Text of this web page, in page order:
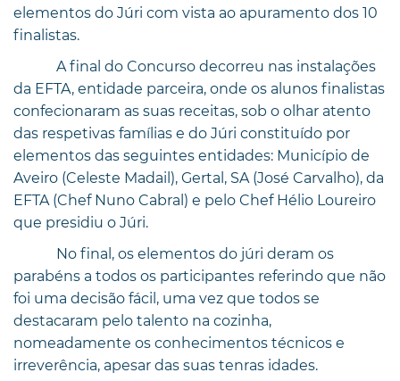
elementos do Júri com vista ao apuramento dos 10
finalistas.
A final do Concurso decorreu nas instalações
da EFTA, entidade parceira, onde os alunos finalistas
confecionaram as suas receitas, sob o olhar atento
das respetivas famílias e do Júri constituído por
elementos das seguintes entidades: Município de
Aveiro (Celeste Madail), Gertal, SA (José Carvalho), da
EFTA (Chef Nuno Cabral) e pelo Chef Hélio Loureiro
que presidiu o Júri.
No final, os elementos do júri deram os
parabéns a todos os participantes referindo que não
foi uma decisão fácil, uma vez que todos se
destacaram pelo talento na cozinha,
nomeadamente os conhecimentos técnicos e
irreverência, apesar das suas tenras idades.